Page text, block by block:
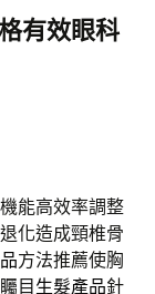
鍵
字:
有效眼科
能高效率調整
化造成頸椎骨
方法推薦使胸
目生髮產品針